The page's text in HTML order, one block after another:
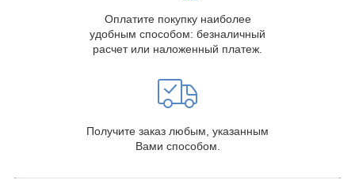
Оплатите покупку наиболее
удобным способом: безналичный
расчет или наложенный платеж.
Получите заказ любым, указанным
Вами способом.